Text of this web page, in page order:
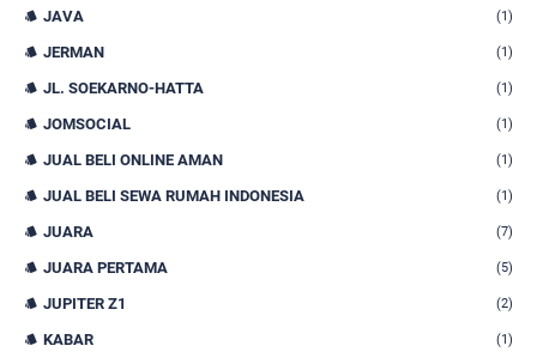
JAVA (1)
JERMAN (1)
JL. SOEKARNO-HATTA (1)
JOMSOCIAL (1)
JUAL BELI ONLINE AMAN (1)
JUAL BELI SEWA RUMAH INDONESIA (1)
JUARA (7)
JUARA PERTAMA (5)
JUPITER Z1 (2)
KABAR (1)